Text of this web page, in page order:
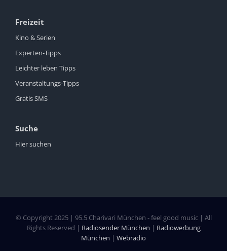
Freizeit
Kino & Serien
Experten-Tipps
Leichter leben Tipps
Veranstaltungs-Tipps
Gratis SMS
Suche
Hier suchen
© Copyright 2025 | 95.5 Charivari München - feel good music | All
Rights Reserved | Radiosender München | Radiowerbung
München | Webradio